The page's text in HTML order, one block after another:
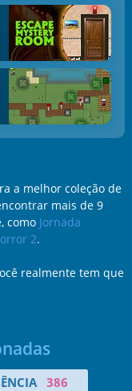
a melhor coleção de
mais de 9
como Jornada
2.
realmente tem que
386